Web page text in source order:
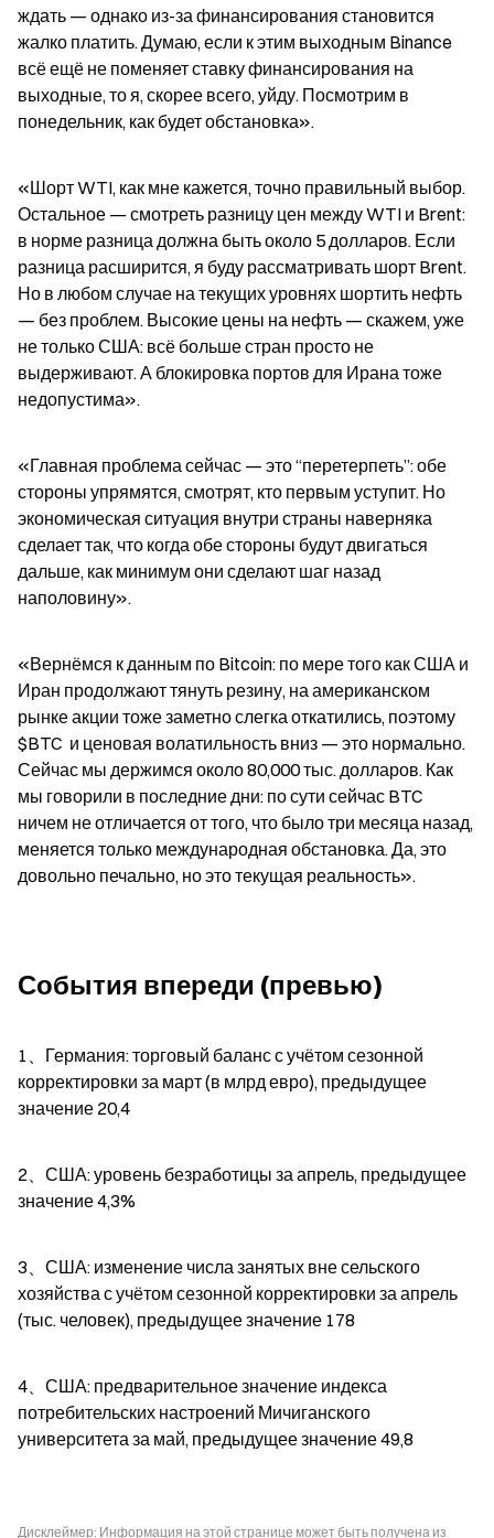
ждать — однако из-за финансирования становится
жалко платить. Думаю, если к этим выходным Binance
всё ещё не поменяет ставку финансирования на
выходные, то я, скорее всего, уйду. Посмотрим в
понедельник, как будет обстановка».
«Шорт WTI, как мне кажется, точно правильный выбор.
Остальное — смотреть разницу цен между WTI и Brent:
в норме разница должна быть около 5 долларов. Если
разница расширится, я буду рассматривать шорт Brent.
Но в любом случае на текущих уровнях шортить нефть
— без проблем. Высокие цены на нефть — скажем, уже
не только США: всё больше стран просто не
выдерживают. А блокировка портов для Ирана тоже
недопустима».
«Главная проблема сейчас — это “перетерпеть”: обе
стороны упрямятся, смотрят, кто первым уступит. Но
экономическая ситуация внутри страны наверняка
сделает так, что когда обе стороны будут двигаться
дальше, как минимум они сделают шаг назад
наполовину».
«Вернёмся к данным по Bitcoin: по мере того как США и
Иран продолжают тянуть резину, на американском
рынке акции тоже заметно слегка откатились, поэтому
$BTC  и ценовая волатильность вниз — это нормально.
Сейчас мы держимся около 80,000 тыс. долларов. Как
мы говорили в последние дни: по сути сейчас BTC
ничем не отличается от того, что было три месяца назад,
меняется только международная обстановка. Да, это
довольно печально, но это текущая реальность».
События впереди (превью)
1、Германия: торговый баланс с учётом сезонной
корректировки за март (в млрд евро), предыдущее
значение 20,4
2、США: уровень безработицы за апрель, предыдущее
значение 4,3%
3、США: изменение числа занятых вне сельского
хозяйства с учётом сезонной корректировки за апрель
(тыс. человек), предыдущее значение 178
4、США: предварительное значение индекса
потребительских настроений Мичиганского
университета за май, предыдущее значение 49,8
Дисклеймер: Информация на этой странице может быть получена из